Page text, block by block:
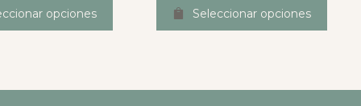
opciones Seleccionar opciones